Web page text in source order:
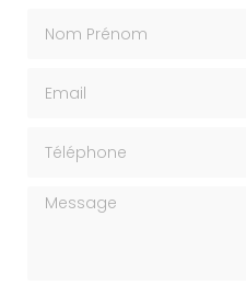
Message